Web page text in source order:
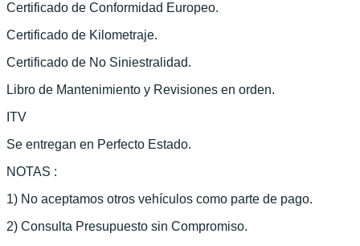
Certificado de Conformidad Europeo.
Certificado de Kilometraje.
Certificado de No Siniestralidad.
Libro de Mantenimiento y Revisiones en orden.
ITV
Se entregan en Perfecto Estado.
NOTAS :
1) No aceptamos otros vehículos como parte de pago.
2) Consulta Presupuesto sin Compromiso.